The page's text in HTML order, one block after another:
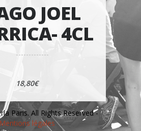
JOEL
4CL
18,80€
Paris. All Rights Reserved -
Mentions légales